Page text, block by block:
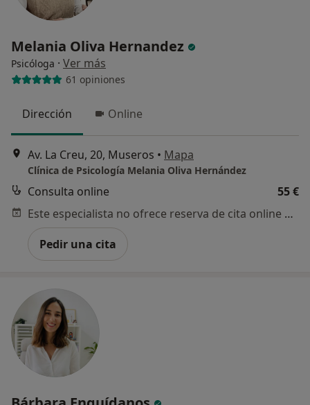
Melania Oliva Hernandez
Psicóloga · Ver más
61 opiniones
Dirección Online
Av. La Creu, 20, Museros • Mapa
Clínica de Psicología Melania Oliva Hernández
Consulta online
55 €
Este especialista no ofrece reserva de cita online en esta dirección.
Pedir una cita